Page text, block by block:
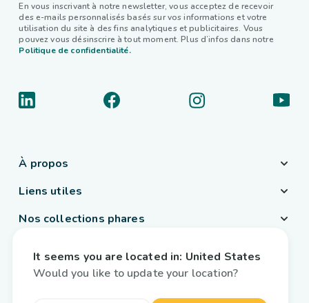
En vous inscrivant à notre newsletter, vous acceptez de recevoir
des e-mails personnalisés basés sur vos informations et votre
utilisation du site à des fins analytiques et publicitaires. Vous
pouvez vous désinscrire à tout moment. Plus d’infos dans notre
Politique de confidentialité.
À propos
Liens utiles
Nos collections phares
France / Français
It seems you are located in: United States
Would you like to update your location?